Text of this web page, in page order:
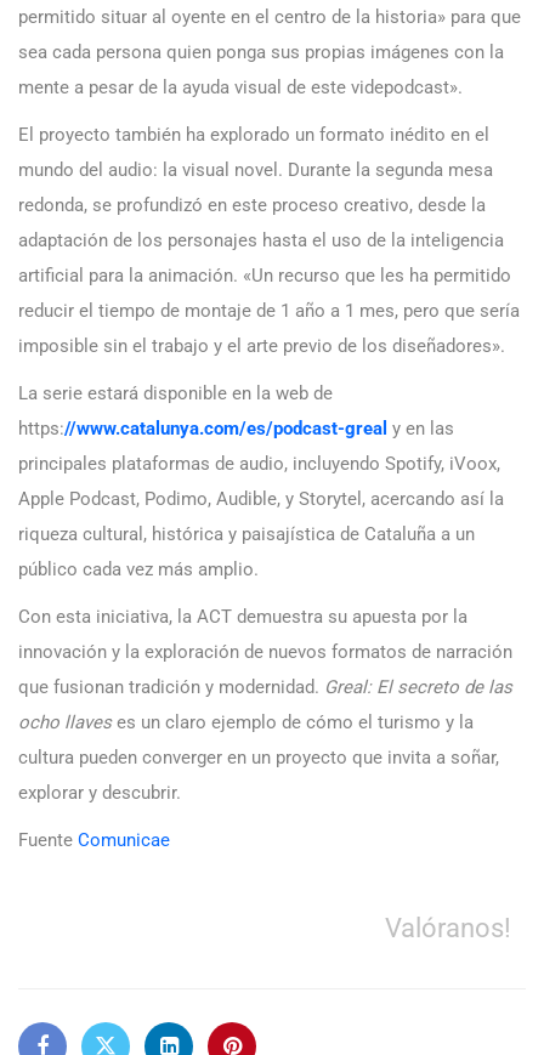
permitido situar al oyente en el centro de la historia» para que
sea cada persona quien ponga sus propias imágenes con la
mente a pesar de la ayuda visual de este videpodcast».
El proyecto también ha explorado un formato inédito en el
mundo del audio: la visual novel. Durante la segunda mesa
redonda, se profundizó en este proceso creativo, desde la
adaptación de los personajes hasta el uso de la inteligencia
artificial para la animación. «Un recurso que les ha permitido
reducir el tiempo de montaje de 1 año a 1 mes, pero que sería
imposible sin el trabajo y el arte previo de los diseñadores».
La serie estará disponible en la web de
https://www.catalunya.com/es/podcast-greal y en las
principales plataformas de audio, incluyendo Spotify, iVoox,
Apple Podcast, Podimo, Audible, y Storytel, acercando así la
riqueza cultural, histórica y paisajística de Cataluña a un
público cada vez más amplio.
Con esta iniciativa, la ACT demuestra su apuesta por la
innovación y la exploración de nuevos formatos de narración
que fusionan tradición y modernidad. Greal: El secreto de las
ocho llaveses un claro ejemplo de cómo el turismo y la
cultura pueden converger en un proyecto que invita a soñar,
explorar y descubrir.
Fuente Comunicae
Valóranos!